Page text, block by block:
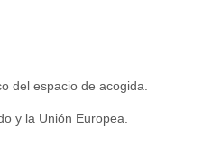
del espacio de acogida.
y la Unión Europea.